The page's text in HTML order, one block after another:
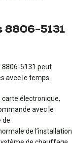
8806-5131
8806-5131 peut
avec le temps.
carte électronique,
avec le
de
de l’installation